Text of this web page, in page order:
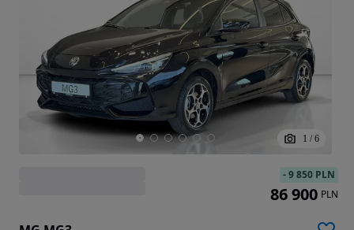
1 / 6
-9 850 PLN
86 900 PLN